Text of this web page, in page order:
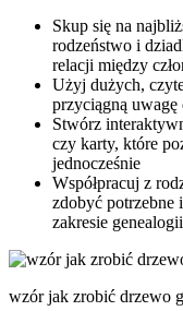
Skup się na
rodzeństwo i
relacji między
Użyj dużych,
przyciągną
Stwórz
czy karty, które
jednocześnie
Współpracuj z
zdobyć potrzebne
zakresie genealogii
wzór jak zrobić drzewo